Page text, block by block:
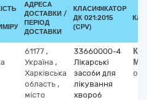
АДРЕСА
ДОСТАВКИ /
ПЕРІОД
ДОСТАВКИ
КЛАСИФІКАТОР
ДК 021:2015
(CPV)
61177 ,
Україна ,
Харківська
область ,
місто
33660000-4
Лікарські
засоби для
лікування
хвороб